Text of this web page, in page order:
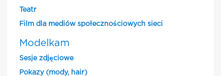
Teatr
Film dla mediów społecznościowych sieci
Modelkam
Sesje zdjęciowe
Pokazy (mody, hair)